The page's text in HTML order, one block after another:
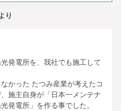
り
発電所を、我社でも施工して
かった たつみ産業が考えたコ
施主自身が「日本一メンテナ
発電所」を作る事でした。